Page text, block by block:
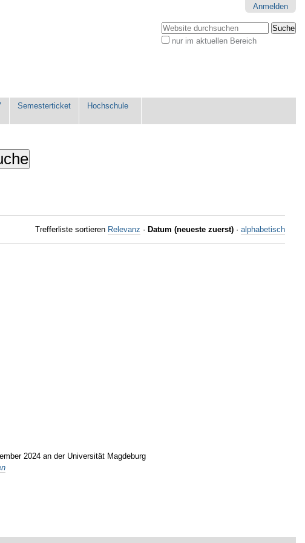
Anmelden
Website durchsuchen
nur im aktuellen Bereich
Semesterticket Hochschule
Trefferliste sortieren Relevanz · Datum (neueste zuerst) · alphabetisch
2024 an der Universität Magdeburg